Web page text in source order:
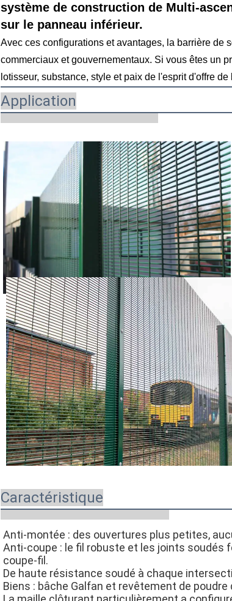
système de construction de Multi-
sur le panneau inférieur.
Avec ces configurations et avantages, la barrière de
commerciaux et gouvernementaux. Si vous êtes un
lotisseur, substance, style et paix de l'esprit d'offre
Application
Caractéristique
Anti-montée : des ouvertures plus petites,
Anti-coupe : le fil robuste et les joints soudés
coupe-fil.
De haute résistance soudé à chaque
Biens : bâche Galfan et revêtement de